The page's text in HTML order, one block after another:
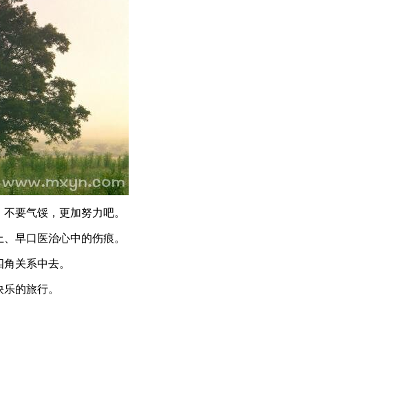
要气馁，更加努力吧。
早口医治心中的伤痕。
关系中去。
的旅行。